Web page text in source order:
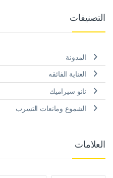
التصنيفات
المدونة
العناية الفائقه
نانو سيراميك
الشموع ومانعات التسرب
العلامات